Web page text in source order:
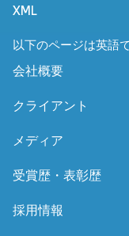
XML
以下のページは英語
会社概要
クライアント
メディア
受賞歴・表彰歴
採用情報